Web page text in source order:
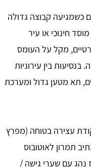
כשמגיעה קבוצה גדולה
חינוכי או עיר
מקל על העומס
בנסיעות בין עירוניות
תא מטען גדול ומערכת
עצירה בטוחה (מפרץ
תמרון לאוטובוס
נהג עם שערי גישה /